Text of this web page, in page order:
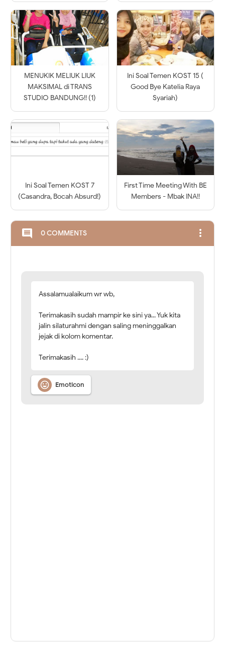
MENUKIK MELIUK LIUK
MAKSIMAL di TRANS
STUDIO BANDUNG!! (1)
Ini Soal Temen KOST 15 (
Good Bye Katelia Raya
Syariah)
Ini Soal Temen KOST 7
(Casandra, Bocah Absurd!)
First Time Meeting With BE
Members - Mbak INA!!
comment 0 COMMENTS more_vert
Assalamualaikum wr wb,
Terimakasih sudah mampir ke sini ya... Yuk kita
jalin silaturahmi dengan saling meninggalkan
jejak di kolom komentar.
Terimakasih .... :)
 Emoticon